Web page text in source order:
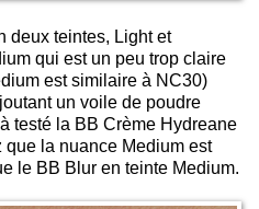
deux teintes, Light et
qui est un peu trop claire
est similaire à NC30)
un voile de poudre
testé la BB Crème Hydreane
la nuance Medium est
le BB Blur en teinte Medium.